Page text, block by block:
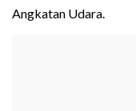
Angkatan Udara.